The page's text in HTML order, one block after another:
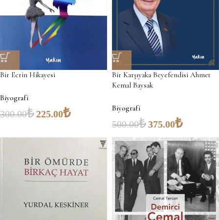
Bir Ecrin Hikayesi
Biyografi
300.00₺225.00₺
Bir Karşıyaka Beyefendisi Ahmet
Kemal Baysak
Biyografi
500.00₺375.00₺